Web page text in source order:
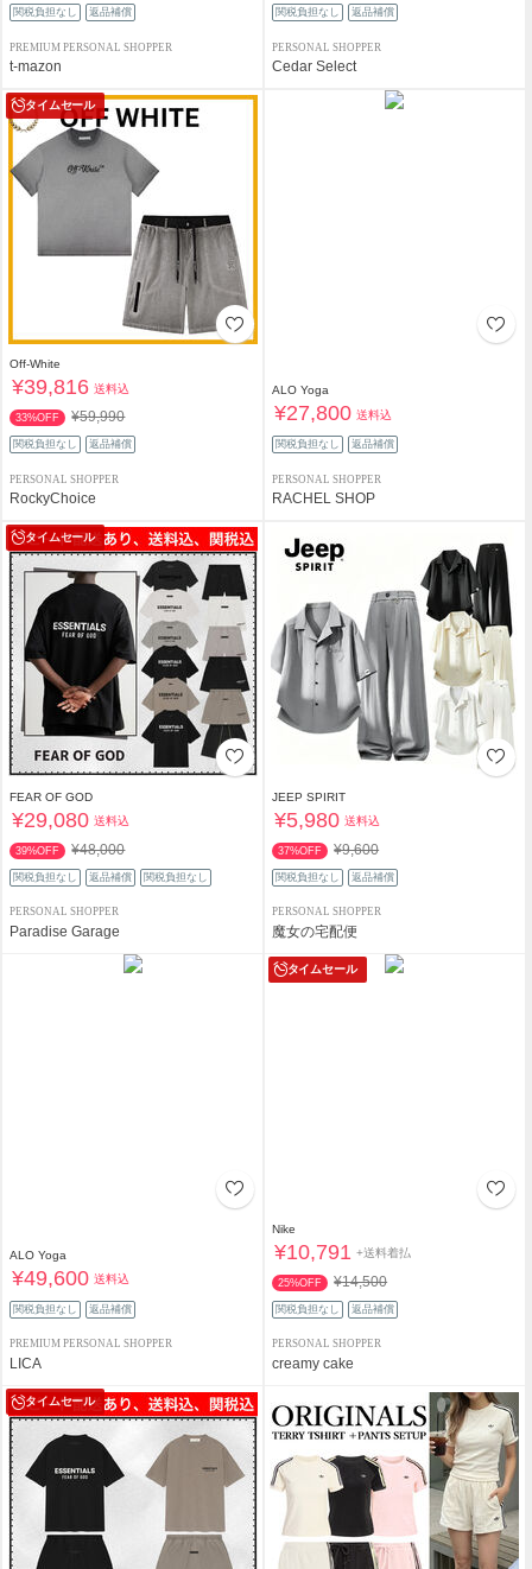
関税負担なし 返品補償
PREMIUM PERSONAL SHOPPER
t-mazon
関税負担なし 返品補償
PERSONAL SHOPPER
Cedar Select
タイムセール
Off-White
¥39,816 送料込
33%OFF ¥59,990
関税負担なし 返品補償
PERSONAL SHOPPER
RockyChoice
ALO Yoga
¥27,800 送料込
関税負担なし 返品補償
PERSONAL SHOPPER
RACHEL SHOP
タイムセール
FEAR OF GOD
¥29,080 送料込
39%OFF ¥48,000
関税負担なし 返品補償 関税負担なし
PERSONAL SHOPPER
Paradise Garage
JEEP SPIRIT
¥5,980 送料込
37%OFF ¥9,600
関税負担なし 返品補償
PERSONAL SHOPPER
魔女の宅配便
ALO Yoga
¥49,600 送料込
関税負担なし 返品補償
PREMIUM PERSONAL SHOPPER
LICA
タイムセール
Nike
¥10,791 +送料着払
25%OFF ¥14,500
関税負担なし 返品補償
PERSONAL SHOPPER
creamy cake
タイムセール